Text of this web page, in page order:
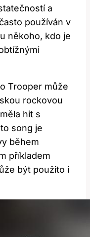
a
používán v
někoho, kdo je
Trooper může
rockovou
hit s
song je
během
příkladem
být použito i